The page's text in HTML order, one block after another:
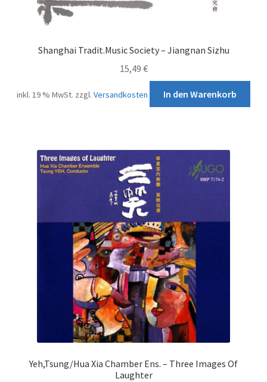
Shanghai Tradit.Music Society – Jiangnan Sizhu
15,49 €
inkl. 19 % MwSt. zzgl.Versandkosten In den Warenkorb
Yeh,Tsung/Hua Xia Chamber Ens. – Three Images Of
Laughter